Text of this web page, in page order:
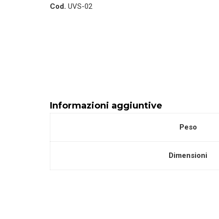
UV
Cod. UVS-02
Informazioni aggiuntive
Peso
Dimensioni